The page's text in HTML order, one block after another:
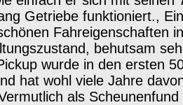
Getriebe funktioniert.,
Fahreigenschaften
behutsam
wurde in den ersten
hat wohl viele Jahre
als